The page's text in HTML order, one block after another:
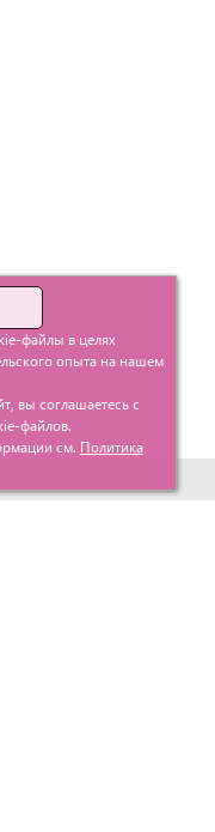
файлы в целях
опыта на нашем
вы соглашаетесь с
файлов.
см. Политика